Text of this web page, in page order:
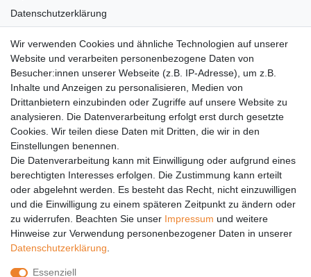
Datenschutzerklärung
Versandkosten
Barrierefreiheit
Anleitungen
Vertrag widerrufen
PARTNER
DHL
GLS
PaketPLUS
SPONSORING
Wir verwenden Cookies und ähnliche Technologien auf unserer
Website und verarbeiten personenbezogene Daten von
Besucher:innen unserer Webseite (z.B. IP-Adresse), um z.B.
Inhalte und Anzeigen zu personalisieren, Medien von
Drittanbietern einzubinden oder Zugriffe auf unsere Website zu
analysieren. Die Datenverarbeitung erfolgt erst durch gesetzte
Cookies. Wir teilen diese Daten mit Dritten, die wir in den
Einstellungen benennen.
Die Datenverarbeitung kann mit Einwilligung oder aufgrund eines
berechtigten Interesses erfolgen. Die Zustimmung kann erteilt
oder abgelehnt werden. Es besteht das Recht, nicht einzuwilligen
und die Einwilligung zu einem späteren Zeitpunkt zu ändern oder
zu widerrufen. Beachten Sie unser Impressum und weitere
Hinweise zur Verwendung personenbezogener Daten in unserer
Daten­schutz­erklärung
Essenziell